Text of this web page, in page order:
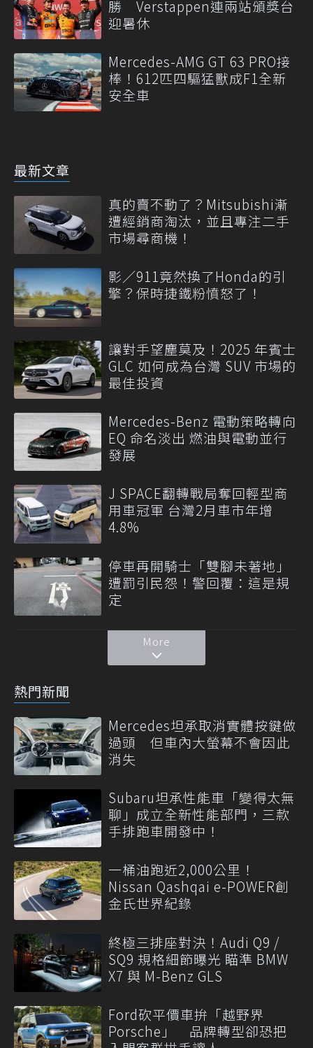
勝 Verstappen連兩站頒獎台
迎暑休
Mercedes-AMG GT 63 PRO接
棒！612匹四驅猛獸成F1全新
安全車
最新文章
真的賣不動了？Mitsubishi漸
遭經銷商淘汰，並且專注二手
市場尋商機！
影／911竟然換了Honda的引
擎？保時捷鐵粉憤怒了！
讓對手望塵莫及！2025 年賓士
GLC 如何成為台灣 SUV 市場的
最佳投資
Mercedes-Benz 電動策略轉向
EQ 命名淡出 燃油與電動並行
發展
J SPACE翻轉戰局奪回輕型商
用車冠軍 台灣2月車市年增
4.8%
停車再開騎士「雙腳未著地」
遭罰引民怨！警回覆：這是規
定
More
熱門新聞
Mercedes坦承取消實體按鍵做
過頭 但車內大螢幕不會因此
消失
Subaru坦承性能車「變得太無
聊」成立全新性能部門，三款
手排跑車開發中！
一桶油跑近2,000公里！
Nissan Qashqai e-POWER創
金氏世界紀錄
終極三排座對決！Audi Q9 /
SQ9 規格細節曝光 瞄準 BMW
X7 與 M-Benz GLS
Ford砍平價車拚「越野界
Porsche」 品牌轉型卻恐把